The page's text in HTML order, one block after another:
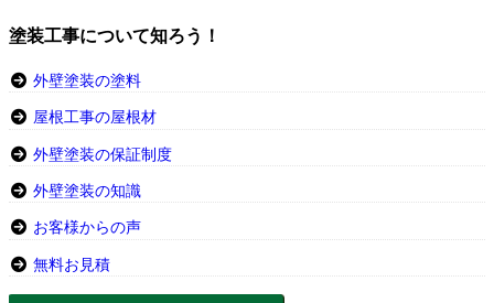
塗装工事について知ろう！
外壁塗装の塗料
屋根工事の屋根材
外壁塗装の保証制度
外壁塗装の知識
お客様からの声
無料お見積